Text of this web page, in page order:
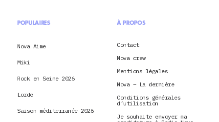
POPULAIRES
Nova Aime
Miki
Rock en Seine 2026
Lorde
Saison méditerranée 2026
À PROPOS
Contact
Nova crew
Mentions légales
Nova – La dernière
Conditions générales
d’utilisation
Je souhaite envoyer ma